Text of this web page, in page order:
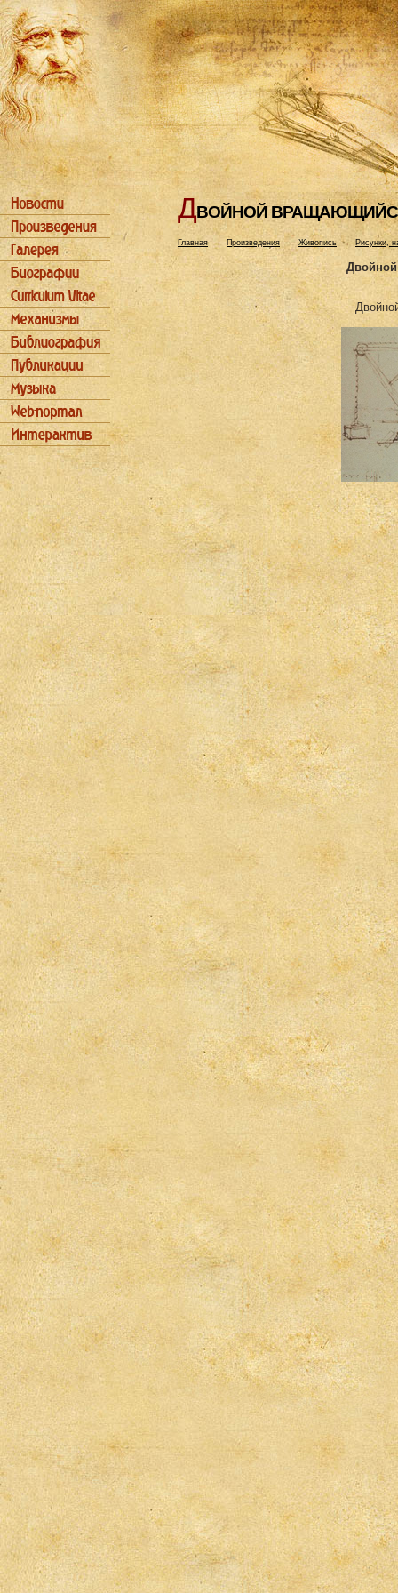
ДВОЙHОЙ
Главная→ Произведения → Живопись → Рисунки,